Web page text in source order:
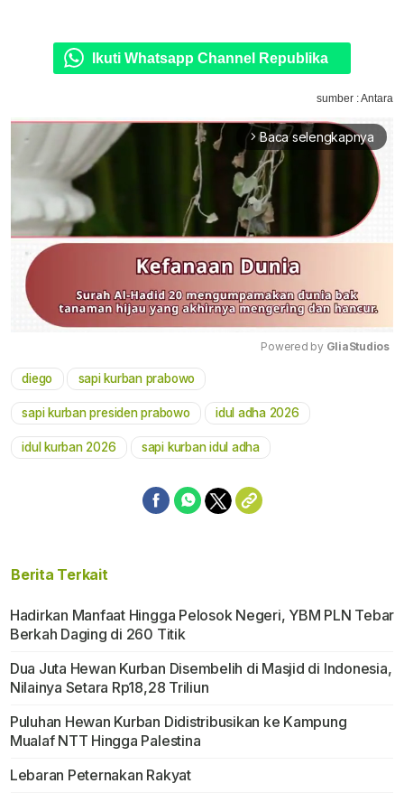
Ikuti Whatsapp Channel Republika
sumber : Antara
arrow_forward_ios Baca selengkapnya
Powered by GliaStudios
diego sapi kurban prabowo
sapi kurban presiden prabowo idul adha 2026
idul kurban 2026 sapi kurban idul adha
Berita Terkait
Hadirkan Manfaat Hingga Pelosok Negeri, YBM PLN Tebar
Berkah Daging di 260 Titik
Dua Juta Hewan Kurban Disembelih di Masjid di Indonesia,
Nilainya Setara Rp18,28 Triliun
Puluhan Hewan Kurban Didistribusikan ke Kampung
Mualaf NTT Hingga Palestina
Lebaran Peternakan Rakyat